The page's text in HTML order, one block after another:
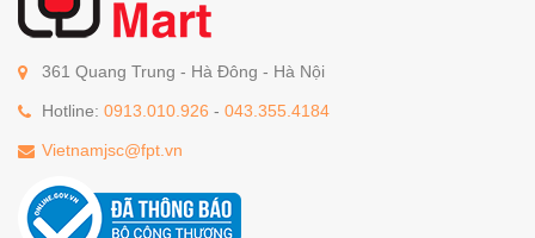
361 Quang Trung - Hà Đông - Hà Nội
Hotline: 0913.010.926 - 043.355.4184
Vietnamjsc@fpt.vn